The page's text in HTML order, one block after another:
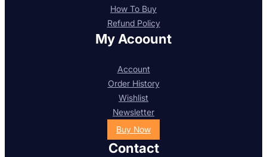
How To Buy
Refund Policy
My Acoount
Account
Order History
Wishlist
Newsletter
Buy Now
Contact